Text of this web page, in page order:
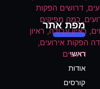
מפת אתר
ראשי
אודות
קורסים